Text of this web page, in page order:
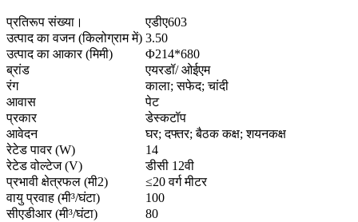
प्रतिरूप संख्या।
एडीए603
उत्पाद का वजन (किलोग्राम में) 3.50
उत्पाद का आकार (मिमी)
Φ214*680
ब्रांड
एयरडॉ/ ओईएम
रंग
काला; सफेद; चांदी
आवास
पेट
प्रकार
डेस्कटॉप
आवेदन
घर; दफ्तर; बैठक कक्ष; शयनकक्ष
रेटेड पावर (W)
14
रेटेड वोल्टेज (V)
डीसी 12वी
प्रभावी क्षेत्रफल (मी2)
≤20 वर्ग मीटर
वायु प्रवाह (मी³/घंटा)
100
सीएडीआर (मी³/घंटा)
80